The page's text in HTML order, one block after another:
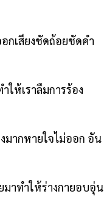
กเสียงชัดถ้อยชัดคำ
ให้เราลืมการร้อง
มากหายใจไม่ออก อัน
าทำให้ร่างกายอบอุ่น